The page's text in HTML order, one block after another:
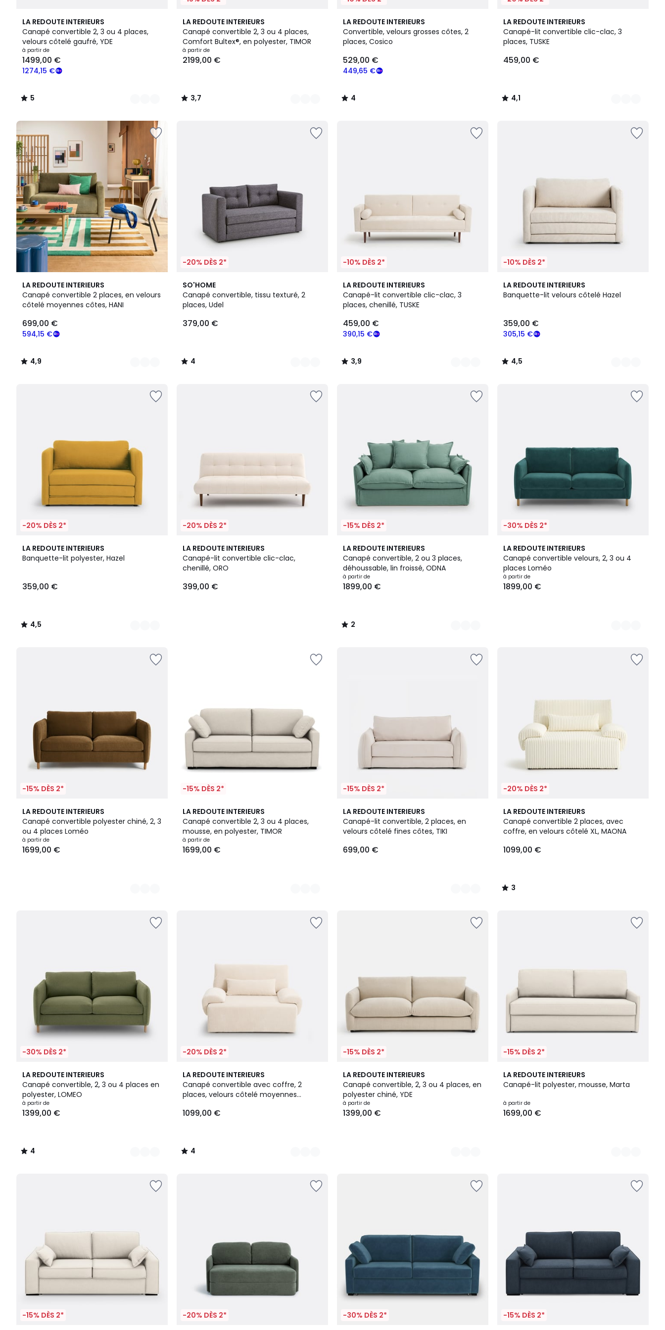
LA REDOUTE INTERIEURS
Canapé convertible 2, 3 ou 4 places,
velours côtelé gaufré, YDE
Prix
à
partir
€
à
programme
pour
payer
à
la
place
1274,15
€.
à partir de
1274,15 €
1499,00 €
5
/
5
8
Couleurs
5
/
LA REDOUTE INTERIEURS
Canapé convertible 2, 3 ou 4 places,
Comfort Bultex®, en polyester, TIMOR
à partir de
2199,00 €
3,7
/ 5
3
Couleurs
3,7
/
LA REDOUTE INTERIEURS
Convertible, velours grosses côtes, 2
places, Cosico
449,65 €
529,00 €
4
/
5
4
/
LA REDOUTE INTERIEURS
Canapé-lit convertible clic-clac, 3
places, TUSKE
459,00 €
4,1
/ 5
3
Couleurs
4,1
/
LA REDOUTE INTERIEURS
Canapé convertible 2 places, en velours
côtelé moyennes côtes, HANI
594,15 €
699,00 €
4,9
/ 5
5
Couleurs
4,9
/
-20% DÈS 2*
SO'HOME
Canapé convertible, tissu texturé, 2
places, Udel
379,00 €
4
/
5
3
Couleurs
4
/
-10% DÈS 2*
LA REDOUTE INTERIEURS
Canapé-lit convertible clic-clac, 3
places, chenillé, TUSKE
390,15 €
459,00 €
3,9
/ 5
4
Couleurs
3,9
/
-10% DÈS 2*
LA REDOUTE INTERIEURS
Banquette-lit velours côtelé Hazel
305,15 €
359,00 €
4,5
/ 5
2
Couleurs
4,5
/
-20% DÈS 2*
LA REDOUTE INTERIEURS
Banquette-lit polyester, Hazel
359,00 €
4,5
/ 5
2
Couleurs
4,5
/
-20% DÈS 2*
LA REDOUTE INTERIEURS
Canapé-lit convertible clic-clac,
chenillé, ORO
399,00 €
-15% DÈS 2*
LA REDOUTE INTERIEURS
Canapé convertible, 2 ou 3 places,
déhoussable, lin froissé, ODNA
à partir de
1899,00 €
2
/
5
8
Couleurs
2
/
-30% DÈS 2*
LA REDOUTE INTERIEURS
Canapé convertible velours, 2, 3 ou 4
places Loméo
à partir de
1899,00 €
3
Couleurs
-15% DÈS 2*
LA REDOUTE INTERIEURS
Canapé convertible polyester chiné, 2, 3
ou 4 places Loméo
à partir de
1699,00 €
4
Couleurs
-15% DÈS 2*
LA REDOUTE INTERIEURS
Canapé convertible 2, 3 ou 4 places,
mousse, en polyester, TIMOR
à partir de
1699,00 €
3
Couleurs
-15% DÈS 2*
LA REDOUTE INTERIEURS
Canapé-lit convertible, 2 places, en
velours côtelé fines côtes, TIKI
699,00 €
6
Couleurs
-20% DÈS 2*
LA REDOUTE INTERIEURS
Canapé convertible 2 places, avec
coffre, en velours côtelé XL, MAONA
1099,00 €
3
/
5
3
/
-30% DÈS 2*
LA REDOUTE INTERIEURS
Canapé convertible, 2, 3 ou 4 places en
polyester, LOMEO
à partir de
1399,00 €
4
/
5
6
Couleurs
4
/
-20% DÈS 2*
LA REDOUTE INTERIEURS
Canapé convertible avec coffre, 2
places, velours côtelé moyennes
1099,00 €
4
/
5
7
Couleurs
4
/
-15% DÈS 2*
LA REDOUTE INTERIEURS
Canapé convertible, 2, 3 ou 4 places, en
polyester chiné, YDE
à partir de
1399,00 €
5
Couleurs
-15% DÈS 2*
LA REDOUTE INTERIEURS
Canapé-lit polyester, mousse, Marta
à partir de
1699,00 €
3
Couleurs
-15% DÈS 2* -20% DÈS 2* -30% DÈS 2* -15% DÈS 2*